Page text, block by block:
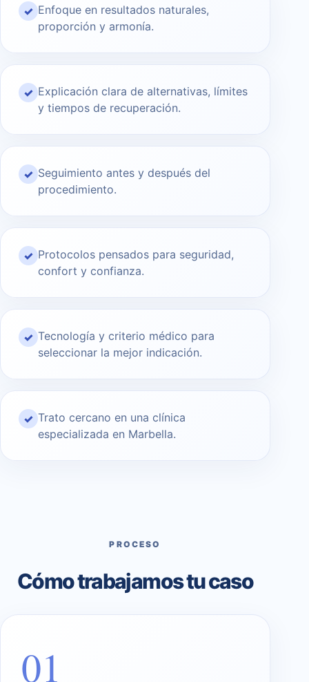
✓ Enfoque en resultados naturales,
proporción y armonía.
✓ Explicación clara de alternativas, límites
y tiempos de recuperación.
✓ Seguimiento antes y después del
procedimiento.
✓ Protocolos pensados para seguridad,
confort y confianza.
✓ Tecnología y criterio médico para
seleccionar la mejor indicación.
✓ Trato cercano en una clínica
especializada en Marbella.
PROCESO
Cómo trabajamos tu caso
01